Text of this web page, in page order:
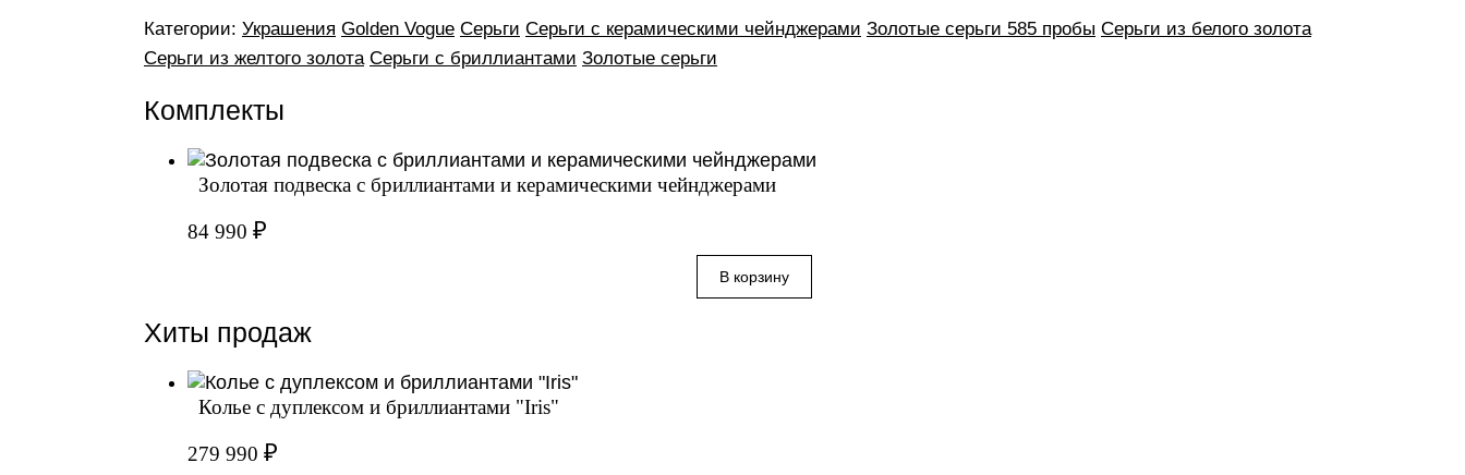
Категории: Украшения Golden Vogue Серьги Серьги с керамическими чейнджерами Золотые серьги 585 пробы Серьги из белого золота
Серьги из желтого золота Серьги с бриллиантами Золотые серьги
Комплекты
Золотая подвеска с бриллиантами и керамическими чейнджерами
84 990 ₽
Хиты продаж
Колье с дуплексом и бриллиантами "Iris"
279 990 ₽